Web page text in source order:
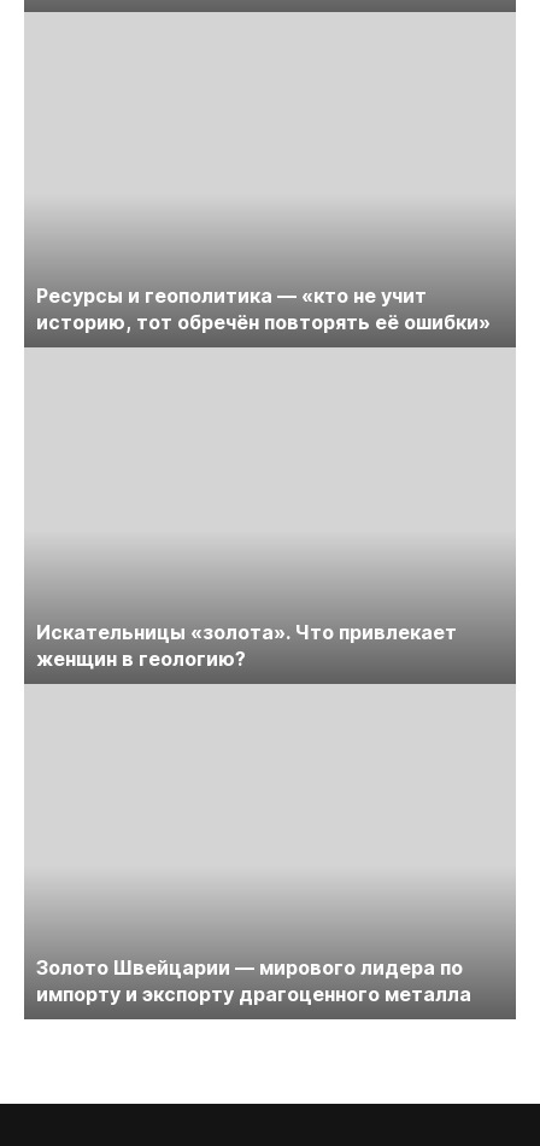
Ресурсы и геополитика — «кто не учит
историю, тот обречён повторять её ошибки»
Искательницы «золота». Что привлекает
женщин в геологию?
Золото Швейцарии — мирового лидера по
импорту и экспорту драгоценного металла